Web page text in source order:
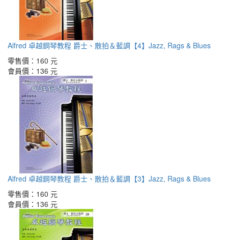
Alfred 卓越鋼琴教程 爵士、散拍＆藍調【4】Jazz, Rags & Blues
零售價： 160 元
會員價： 136 元
Alfred 卓越鋼琴教程 爵士、散拍＆藍調【3】Jazz, Rags & Blues
零售價： 160 元
會員價： 136 元